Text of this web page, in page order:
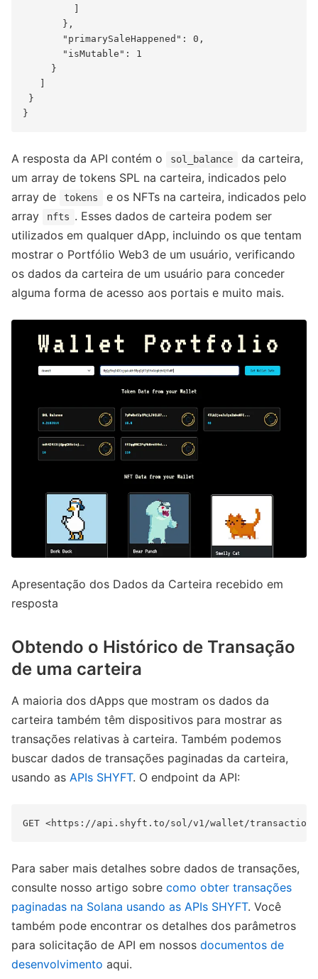
       },
       "primarySaleHappened": 0,
       "isMutable": 1
     }
}
A resposta da API contém o sol_balance
da carteira,
um array de tokens SPL na carteira, indicados pelo
array de
tokens
e os NFTs na carteira, indicados pelo
array
nfts . Esses dados de carteira podem ser
utilizados em qualquer dApp, incluindo os que tentam
mostrar o Portfólio Web3 de um usuário, verificando
os dados da carteira de um usuário para conceder
alguma forma de acesso aos portais e muito mais.
Apresentação dos Dados da Carteira recebido em
resposta
Obtendo o Histórico de Transação
de uma carteira
A maioria dos dApps que mostram os dados da
carteira também têm dispositivos para mostrar as
transações relativas à carteira. Também podemos
buscar dados de transações paginadas da carteira,
usando as APIs SHYFT. O endpoint da API:
Para saber mais detalhes sobre dados de transações,
consulte nosso artigo sobre como obter transações
paginadas na Solana usando as APIs SHYFT. Você
também pode encontrar os detalhes dos parâmetros
para solicitação de API em nossos documentos de
desenvolvimento aqui.